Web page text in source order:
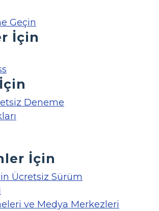
Geçin
İçin
Deneme
İçin
Ücretsiz Sürüm
ve Medya Merkezleri